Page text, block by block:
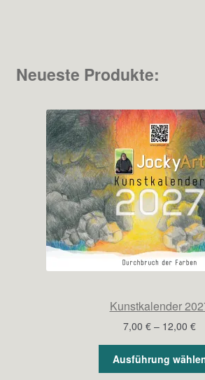
Neueste Produkte:
Kunstkalender
7,00 € – 12,00 €
Ausführung